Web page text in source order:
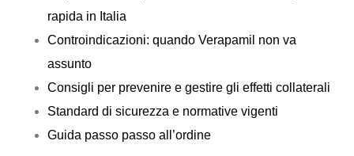
rapida in Italia
Controindicazioni: quando Verapamil non va
assunto
Consigli per prevenire e gestire gli effetti collaterali
Standard di sicurezza e normative vigenti
Guida passo passo all’ordine